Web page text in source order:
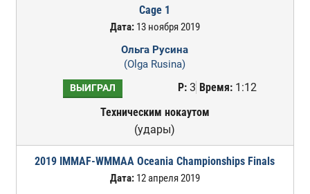
Cage 1
Дата:13 ноября 2019
Ольга Русина
(Olga Rusina)
ВЫИГРАЛ Р:3 Время:1:12
Техническим нокаутом
(удары)
2019 IMMAF-WMMAA Oceania Championships Finals
Дата:12 апреля 2019